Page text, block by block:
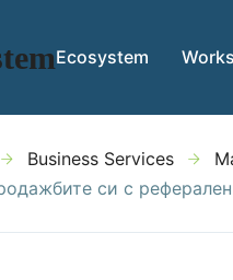
Ecosystem
Business Services
си с